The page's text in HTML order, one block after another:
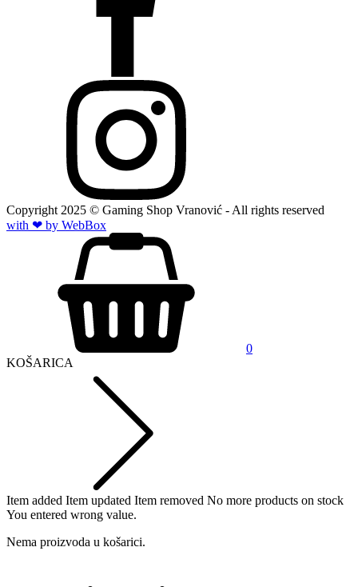
Copyright 2025 © Gaming Shop Vranović - All rights reserved
with ❤ by WebBox
0
KOŠARICA
Item added Item updated Item removed No more products on stock
You entered wrong value.
Nema proizvoda u košarici.